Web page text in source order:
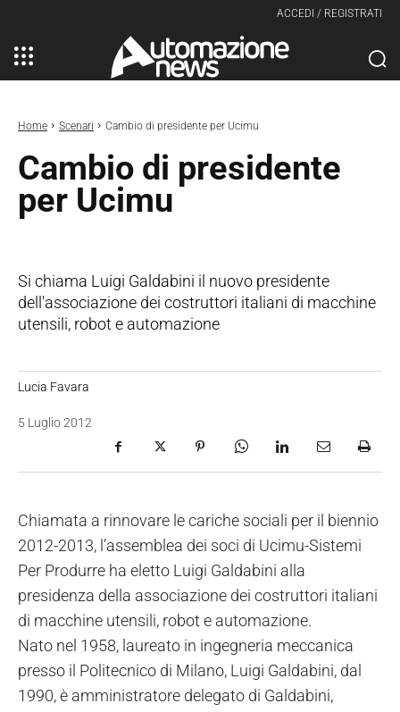
ACCEDI / REGISTRATI
Home Scenari Cambio di presidente per Ucimu
Cambio di presidente
per Ucimu
Si chiama Luigi Galdabini il nuovo presidente
dell'associazione dei costruttori italiani di macchine
utensili, robot e automazione
Lucia Favara
5 Luglio 2012
Chiamata a rinnovare le cariche sociali per il biennio
2012-2013, l’assemblea dei soci di Ucimu-Sistemi
Per Produrre ha eletto Luigi Galdabini alla
presidenza della associazione dei costruttori italiani
di macchine utensili, robot e automazione.
Nato nel 1958, laureato in ingegneria meccanica
presso il Politecnico di Milano, Luigi Galdabini, dal
1990, è amministratore delegato di Galdabini,